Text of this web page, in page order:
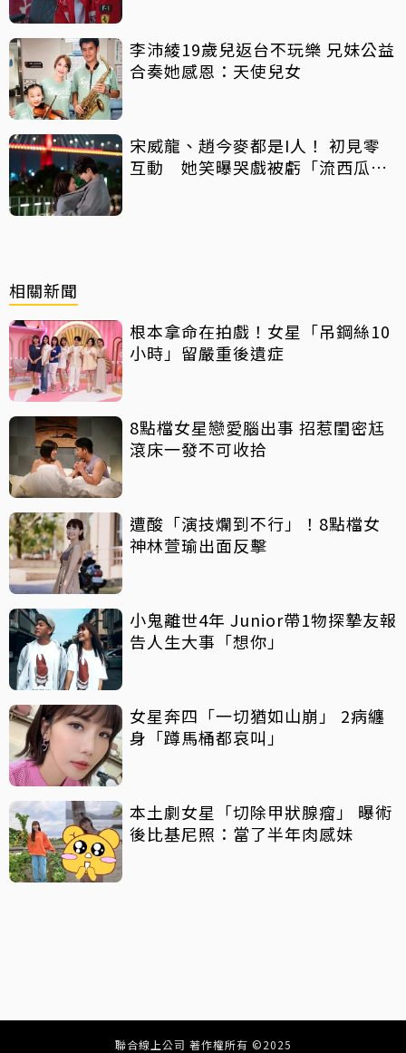
李沛綾19歲兒返台不玩樂 兄妹公益
合奏她感恩：天使兒女
宋威龍、趙今麥都是I人！ 初見零
互動 她笑曝哭戲被虧「流西瓜
相關新聞
根本拿命在拍戲！女星「吊鋼絲10
小時」留嚴重後遺症
8點檔女星戀愛腦出事 招惹閨密尪
滾床一發不可收拾
遭酸「演技爛到不行」！8點檔女
神林萱瑜出面反擊
小鬼離世4年 Junior帶1物探摯友報
告人生大事「想你」
女星奔四「一切猶如山崩」 2病纏
身「蹲馬桶都哀叫」
本土劇女星「切除甲狀腺瘤」 曝術
後比基尼照：當了半年肉感妹
聯合線上公司 著作權所有 ©2025